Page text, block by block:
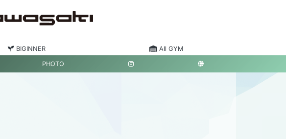
BIGINNER All GYM
PHOTO